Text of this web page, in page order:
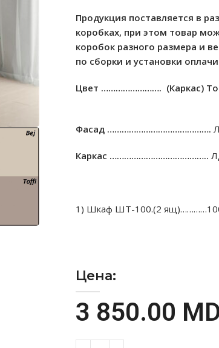
Продукция поставляется в
коробках, при этом товар
коробок разного размера и
по сборки и установки
Цвет ……………………. (Каркас)
Фасад …………………………………….
Каркас …………………………………..
1) Шкаф ШT-100.(2
Цена:
3 850.00